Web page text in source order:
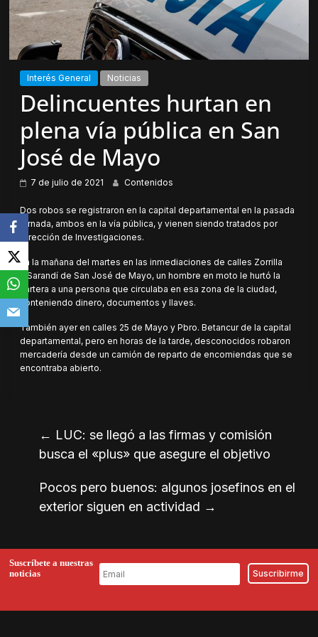
Interés General Noticias
Delincuentes hurtan en
plena vía pública en San
José de Mayo
7 de julio de 2021 Contenidos
Dos robos se registraron en la capital departamental en la pasada
jornada, ambos en la vía pública, y vienen siendo tratados por
Dirección de Investigaciones.
En la mañana del martes en las inmediaciones de calles Zorrilla
y Sarandí de San José de Mayo, un hombre en moto le hurtó la
cartera a una persona que circulaba en esa zona de la ciudad,
conteniendo dinero, documentos y llaves.
También ayer en calles 25 de Mayo y Pbro. Betancur de la capital
departamental, pero en horas de la tarde, desconocidos robaron
mercadería desde un camión de reparto de encomiendas que se
encontraba abierto.
← LUC: se llegó a las firmas y comisión
busca el «plus» que asegure el objetivo
Pocos pero buenos: algunos josefinos en el
exterior siguen en actividad →
Suscríbete a nuestras
noticias